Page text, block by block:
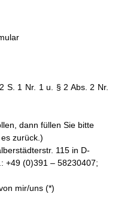
S. 1 Nr. 1 u. § 2 Abs. 2 Nr.
dann füllen Sie bitte
zurück.)
115 in D-
+49 (0)391 – 58230407;
mir/uns (*)